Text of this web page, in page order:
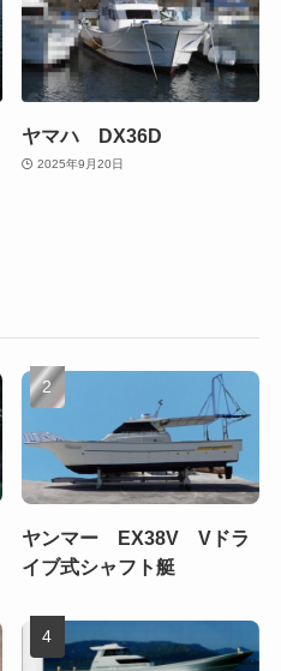
ヤマハ DX36D
2025年9月20日
ヤンマー EX38V Vドラ
イブ式シャフト艇